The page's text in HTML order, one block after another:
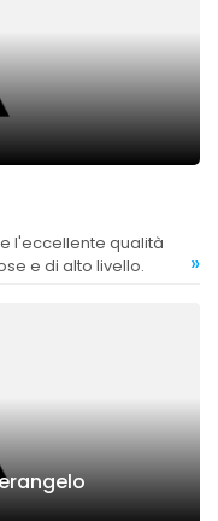
e di alto livello.
»